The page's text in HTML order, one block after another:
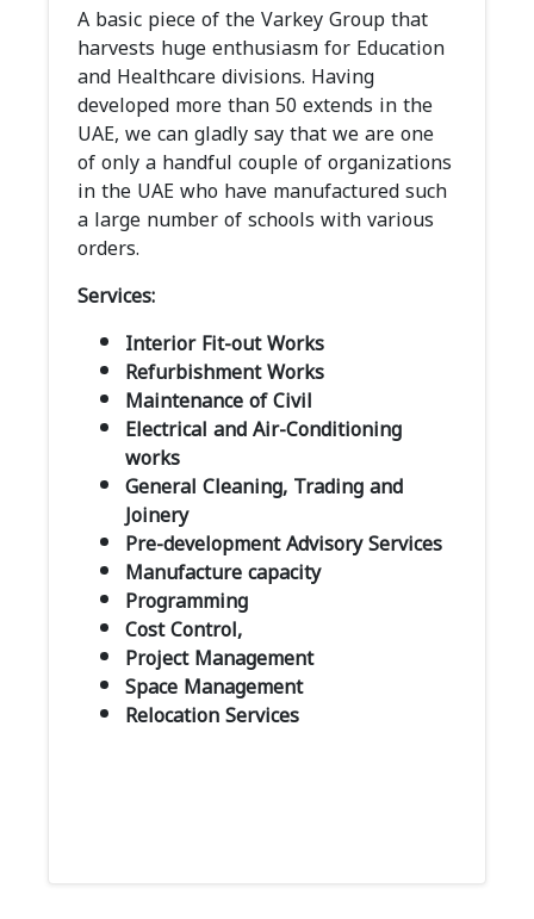
A basic piece of the Varkey Group that
harvests huge enthusiasm for Education
and Healthcare divisions. Having
developed more than 50 extends in the
UAE, we can gladly say that we are one
of only a handful couple of organizations
in the UAE who have manufactured such
a large number of schools with various
orders.
Services:
Interior Fit-out Works
Refurbishment Works
Maintenance of Civil
Electrical and Air-Conditioning
works
General Cleaning, Trading and
Joinery
Pre-development Advisory Services
Manufacture capacity
Programming
Cost Control,
Project Management
Space Management
Relocation Services